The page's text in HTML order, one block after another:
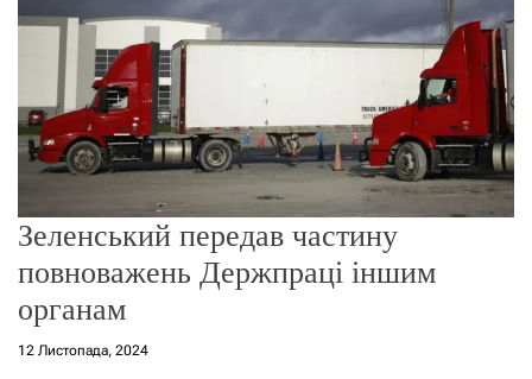
у
Зеленський передав частину
повноважень Держпраці іншим
органам
12 Листопада, 2024